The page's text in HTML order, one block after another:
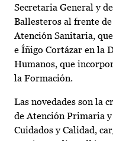
Secretaria General y
Ballesteros al frente
Atención Sanitaria,
e Íñigo Cortázar en la
Humanos, que
la Formación.
Las novedades son la
de Atención Primaria
Cuidados y Calidad,